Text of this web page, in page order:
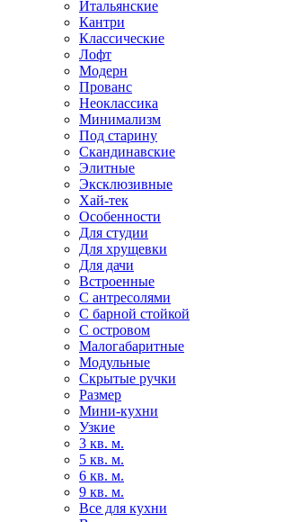
Итальянские
Кантри
Классические
Лофт
Модерн
Прованс
Неоклассика
Минимализм
Под старину
Скандинавские
Элитные
Эксклюзивные
Хай-тек
Особенности
Для студии
Для хрущевки
Для дачи
Встроенные
С антресолями
С барной стойкой
С островом
Малогабаритные
Модульные
Скрытые ручки
Размер
Мини-кухни
Узкие
3 кв. м.
5 кв. м.
6 кв. м.
9 кв. м.
Все для кухни